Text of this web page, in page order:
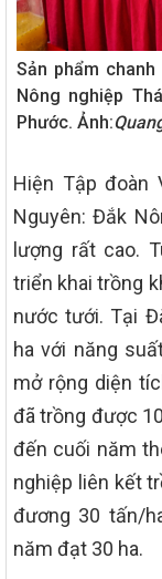
Sản phẩm
Nông nghiệp
Phước. Ảnh:
Hiện Tập đoàn
Nguyên: Đắk
lượng rất cao.
triển khai trồng
nước tưới. Tại
ha với năng
mở rộng diện
đã trồng được
đến cuối năm
nghiệp liên kết
đương 30 tấn/
năm đạt 30 ha.